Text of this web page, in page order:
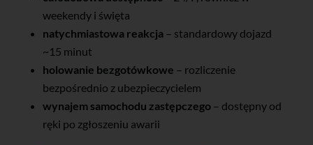
weekendy i święta
natychmiastowa reakcja– standardowy dojazd
~15 minut
holowanie bezgotówkowe – rozliczenie
bezpośrednio z ubezpieczycielem
wynajem samochodu zastępczego– dostępny od
ręki po zgłoszeniu awarii